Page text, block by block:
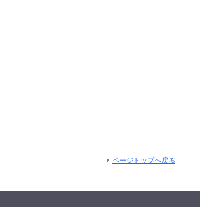
ページトップへ戻る